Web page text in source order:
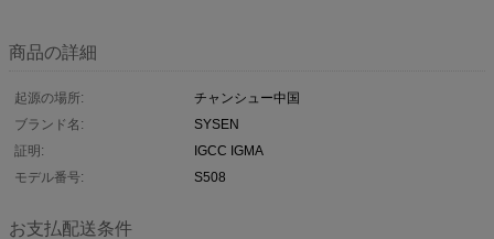
商品の詳細
起源の場所:
チャンシュー中国
ブランド名:
SYSEN
証明:
IGCC IGMA
モデル番号:
S508
お支払配送条件